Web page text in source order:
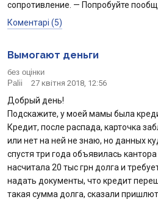
сопротивление. — Попробуйте
Коментарі (5)
Вымогают деньги
без оцінки
Palii
27 квітня 2018, 12:56
Добрый день!
Подскажите, у моей мамы была
Кредит, после распада, карточка
или нет на ней не знаю, но данных
спустя три года объявилась
насчитала 20 тыс грн долга и
надать документы, что кредит
такая сумма долга, сказали